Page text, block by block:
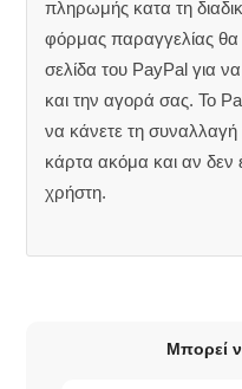
πληρωμής κατα τη
φόρμας παραγγελίας θα
σελίδα του PayPal για
και την αγορά σας. Το
να κάνετε τη συναλλαγή
κάρτα ακόμα και αν δεν
χρήστη.
Μπορεί